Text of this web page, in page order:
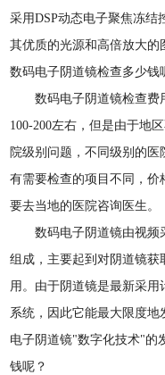
采用DSP动态电子聚焦冻结
其优质的光源和高倍放大
数码电子阴道镜检查多少钱
数码电子阴道镜检查费
100-200左右，但是由于地
院级别问题，不同级别的
有需要检查的项目不同，
要去当地的医院咨询医生。
数码电子阴道镜由视频
组成，主要起到对阴道镜
用。由于阴道镜是最新采
系统，因此它能最大限度
电子阴道镜"数字化技术"的
钱呢？